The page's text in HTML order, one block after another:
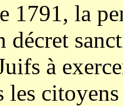
1791, la
décret
à
les